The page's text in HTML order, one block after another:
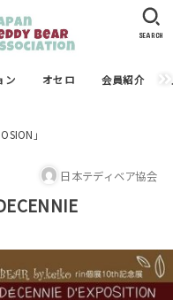
ン オセロ 会員紹介
SEARCH
」
日本テディベア協会